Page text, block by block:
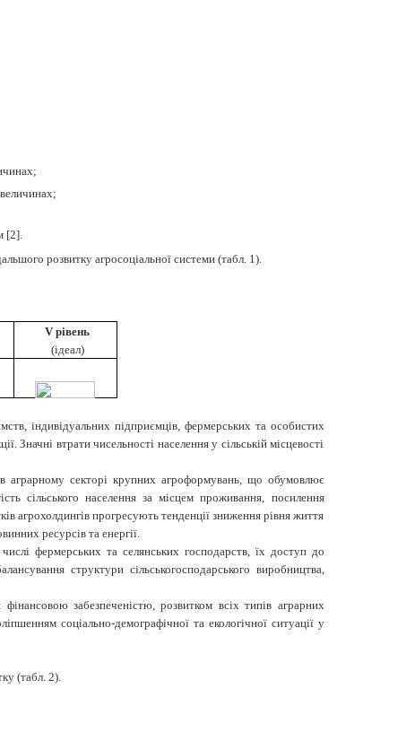
[2].
розвитку агросоціальної системи (табл. 1).
V рівень
(ідеал)
індивідуальних підприємців, фермерських та особистих
втрати чисельності населення у сільській місцевості
в аграрному секторі крупних агроформувань, що обумовлює
сільського населення за місцем проживання,
посилення
агрохолдингів прогресують тенденції зниження рівня життя
ресурсів та енергії.
фермерських та селянських господарств, їх доступ до
структури сільськогосподарського виробництва,
забезпеченістю, розвитком всіх типів аграрних
соціально-демографічної та екологічної ситуації у
(табл. 2).